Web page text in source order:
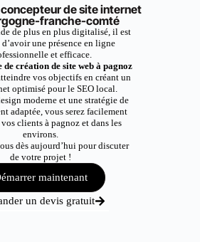
de site internet
franche-comté
de plus en plus digitalisé, il est
une présence en ligne
et efficace.
de création de site web à pagnoz
vos objectifs en créant un
optimisé pour le SEO local.
moderne et une stratégie de
adaptée, vous serez facilement
clients à pagnoz et dans les
environs.
dès aujourd’hui pour discuter
de votre projet !
maintenant
un devis gratuit